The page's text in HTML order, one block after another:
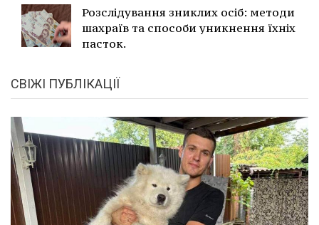
Розслідування зниклих осіб: методи
шахраїв та способи уникнення їхніх
пасток.
СВІЖІ ПУБЛІКАЦІЇ